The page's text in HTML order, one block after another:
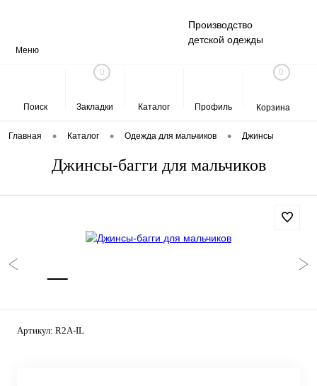
Меню
Производство
детской одежды
Поиск
0
Закладки Каталог Профиль
0
Корзина
Главная • Каталог • Одежда для мальчиков • Джинсы
Джинсы-багги для мальчиков
Артикул: R2A-IL